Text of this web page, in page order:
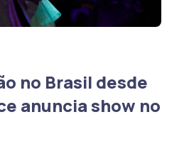
no Brasil desde
anuncia show no